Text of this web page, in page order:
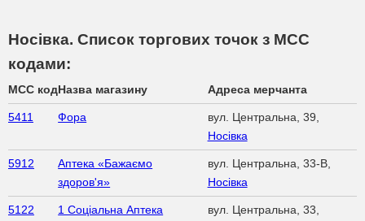
Носівка. Список торгових точок з МСС
кодами:
MCC кодНазва магазину Адреса мерчанта
5411 Фора
вул. Центральна, 39,
Носівка
5912
Аптека «Бажаємо
здоров'я»
вул. Центральна, 33-В,
Носівка
5122 1 Соціальна Аптека вул. Центральна, 33,